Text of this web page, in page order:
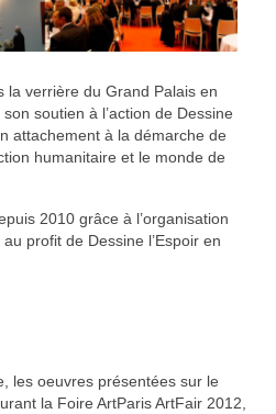
la verrière du Grand Palais en
soutien à l’action de Dessine
attachement à la démarche de
humanitaire et le monde de
2010 grâce à l’organisation
profit de Dessine l’Espoir en
les oeuvres présentées sur le
la Foire ArtParis ArtFair 2012,